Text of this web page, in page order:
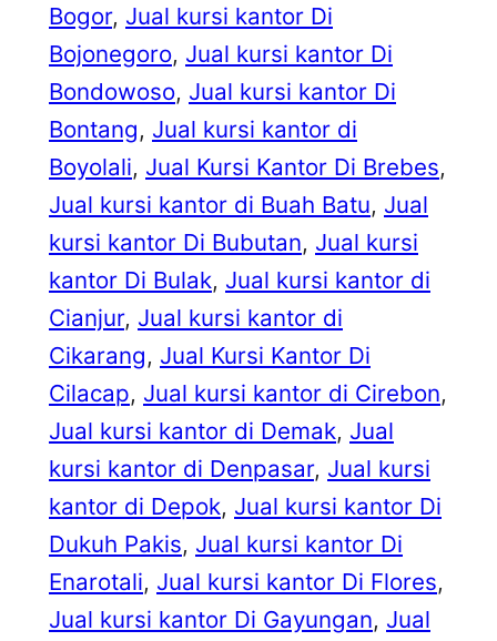
Bogor, Jual kursi kantor Di
Bojonegoro, Jual kursi kantor Di
Bondowoso, Jual kursi kantor Di
Bontang, Jual kursi kantor di
Boyolali, Jual Kursi Kantor Di Brebes
Jual kursi kantor di Buah Batu, Jual
kursi kantor Di Bubutan, Jual kursi
kantor Di Bulak, Jual kursi kantor di
Cianjur, Jual kursi kantor di
Cikarang, Jual Kursi Kantor Di
Cilacap, Jual kursi kantor di Cirebon
Jual kursi kantor di Demak, Jual
kursi kantor di Denpasar, Jual kursi
kantor di Depok, Jual kursi kantor Di
Dukuh Pakis, Jual kursi kantor Di
Enarotali, Jual kursi kantor Di Flores
Jual kursi kantor Di Gayungan, Jual